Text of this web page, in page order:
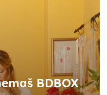
BDBOX